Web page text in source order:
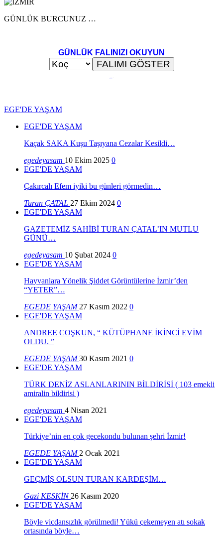
GÜNLÜK BURCUNUZ …
GÜNLÜK FALINIZI OKUYUN
...
EGE'DE YAŞAM
EGE'DE YAŞAM
Kaçak SAKA Kuşu Taşıyana Cezalar Kesildi…
egedeyasam 10 Ekim 2025 0
EGE'DE YAŞAM
Çakırcalı Efem iyiki bu günleri görmedin…
Turan ÇATAL 27 Ekim 2024 0
EGE'DE YAŞAM
GAZETEMİZ SAHİBİ TURAN ÇATAL’IN MUTLU
GÜNÜ…
egedeyasam 10 Şubat 2024 0
EGE'DE YAŞAM
Hayvanlara Yönelik Şiddet Görüntülerine İzmir’den
“YETER”…
EGEDE YAŞAM 27 Kasım 2022 0
EGE'DE YAŞAM
ANDREE COŞKUN, “ KÜTÜPHANE İKİNCİ EVİM
OLDU. ”
EGEDE YAŞAM30 Kasım 2021 0
EGE'DE YAŞAM
TÜRK DENİZ ASLANLARININ BİLDİRİSİ ( 103 emekli
amiralin bildirisi )
egedeyasam 4 Nisan 2021
EGE'DE YAŞAM
Türkiye’nin en çok gecekondu bulunan şehri İzmir!
EGEDE YAŞAM 2 Ocak 2021
EGE'DE YAŞAM
GEÇMİŞ OLSUN TURAN KARDEŞİM…
Gazi KESKİN 26 Kasım 2020
EGE'DE YAŞAM
Böyle vicdansızlık görülmedi! Yükü çekemeyen atı sokak
ortasında böyle…